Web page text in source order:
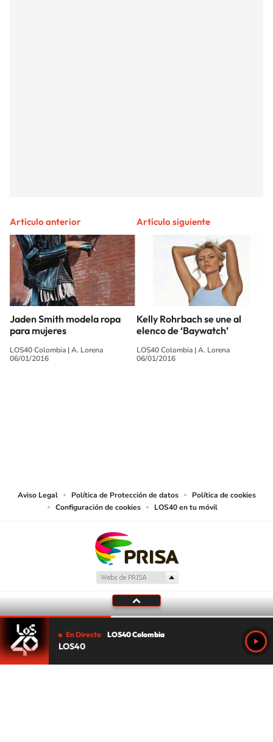
Artículo anterior
Jaden Smith modela ropa
para mujeres
LOS40 Colombia |A. Lorena
06/01/2016
Artículo siguiente
Kelly Rohrbach se une al
elenco de ‘Baywatch’
LOS40 Colombia |A. Lorena
06/01/2016
Aviso Legal Política de Protección de datos
Política de cookies
Configuración de cookies
LOS40 en tu móvil
En Directo LOS40 Colombia
LOS40